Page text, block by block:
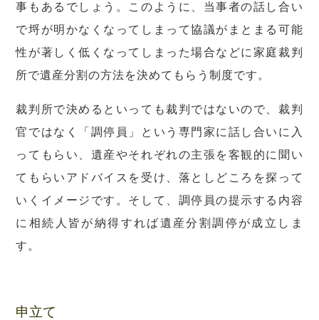
事もあるでしょう。このように、当事者の話し合い
で埒が明かなくなってしまって協議がまとまる可能
性が著しく低くなってしまった場合などに家庭裁判
所で遺産分割の方法を決めてもらう制度です。
裁判所で決めるといっても裁判ではないので、裁判
官ではなく「調停員」という専門家に話し合いに入
ってもらい、遺産やそれぞれの主張を客観的に聞い
てもらいアドバイスを受け、落としどころを探って
いくイメージです。そして、調停員の提示する内容
に相続人皆が納得すれば遺産分割調停が成立しま
す。
申立て